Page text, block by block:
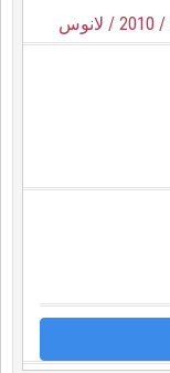
/ 2010
/ لانوس